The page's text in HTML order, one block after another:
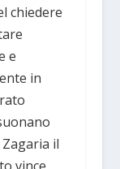
chiedere
e
in
il
vince